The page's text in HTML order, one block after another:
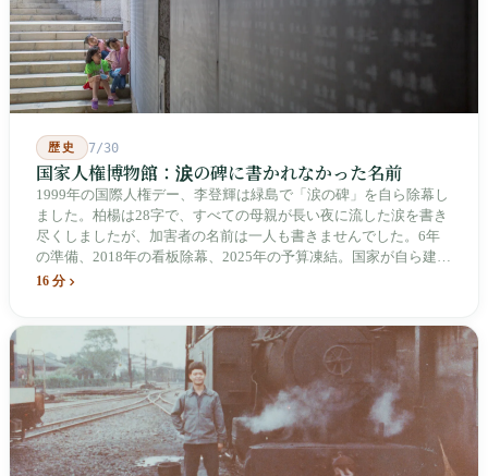
歴史 7/30
国家人権博物館：涙の碑に書かれなかった名前
1999年の国際人権デー、李登輝は緑島で「涙の碑」を自ら除幕し
ました。柏楊は28字で、すべての母親が長い夜に流した涙を書き
尽くしましたが、加害者の名前は一人も書きませんでした。6年
の準備、2018年の看板除幕、2025年の予算凍結。国家が自ら建
て、自らが行ったことを記念する博物館です。しかし解厳から39
16 分